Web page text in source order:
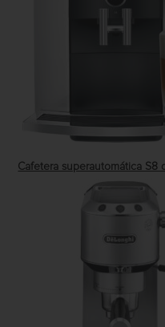
Cafetera superautomática S8